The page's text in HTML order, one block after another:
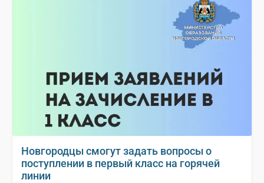
Новгородцы смогут задать вопросы о
поступлении в первый класс на горячей
линии